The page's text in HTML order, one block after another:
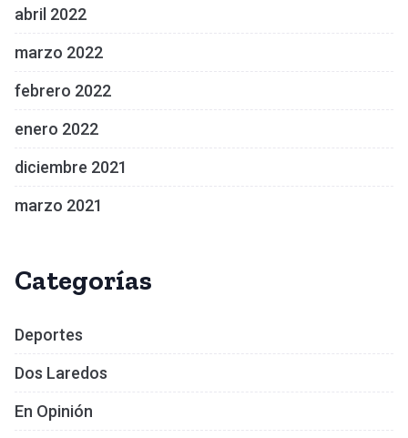
abril 2022
marzo 2022
febrero 2022
enero 2022
diciembre 2021
marzo 2021
Categorías
Deportes
Dos Laredos
En Opinión